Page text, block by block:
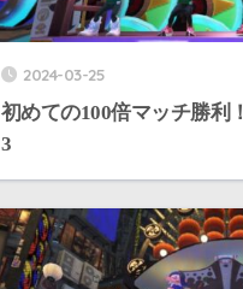
2024-03-25
初めての100倍マッチ勝利
3